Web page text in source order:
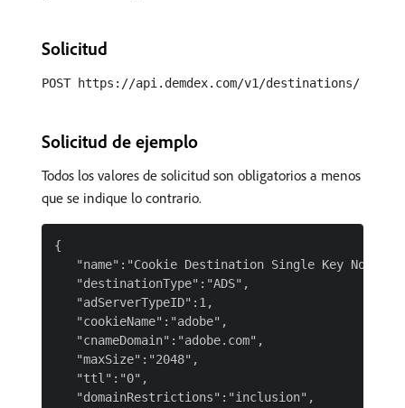
Solicitud
POST https://api.demdex.com/v1/destinations/
Solicitud de ejemplo
Todos los valores de solicitud son obligatorios a menos
que se indique lo contrario.
{
"name":"Cookie Destination Single Key Not
   "destinationType":"ADS",
   "adServerTypeID":1,
   "cookieName":"adobe",
   "cnameDomain":"adobe.com",
   "maxSize":"2048",
   "ttl":"0",
   "domainRestrictions":"inclusion",